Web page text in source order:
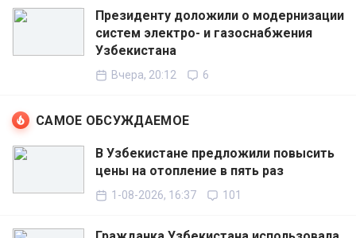
Президенту доложили о модернизации
систем электро- и газоснабжения
Узбекистана
Вчера, 20:12 6
САМОЕ ОБСУЖДАЕМОЕ
В Узбекистане предложили повысить
цены на отопление в пять раз
1-08-2026, 16:37 101